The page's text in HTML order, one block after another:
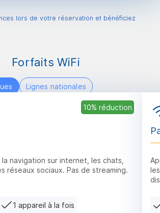
lors de votre réservation et bénéficiez
Forfaits WiFi
Lignes nationales
10% réduction
navigation sur internet, les chats,
réseaux sociaux. Pas de streaming.
1 appareil à la fois